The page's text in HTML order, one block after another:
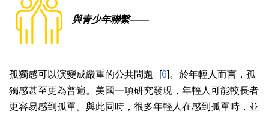
與青少年聯繫——
孤獨感可以演變成嚴重的公共問題 [6]。於年輕人而言，孤
獨感甚至更為普遍。美國一項研究發現，年輕人可能較長者
更容易感到孤單。與此同時，很多年輕人在感到孤單時，並